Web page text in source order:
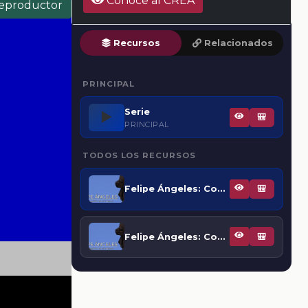
Recursos Relacionados
PRINCIPAL
▶️ Serie
PRINCIPAL
🎒
TODOS LOS RECURSOS
Felipe Ángeles: Con el espíritu en sí mismo. Parte 1 🎒
Felipe Ángeles: Con el espíritu en sí mismo. Parte 2 🎒